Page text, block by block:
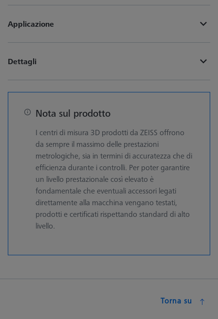
Applicazione
Dettagli
Nota sul prodotto
I centri di misura 3D prodotti da ZEISS offrono
da sempre il massimo delle prestazioni
metrologiche, sia in termini di accuratezza che di
efficienza durante i controlli. Per poter garantire
un livello prestazionale così elevato è
fondamentale che eventuali accessori legati
direttamente alla macchina vengano testati,
prodotti e certificati rispettando standard di alto
livello.
Torna su